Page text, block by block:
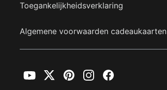
Toegankelijkheidsverklaring
Algemene voorwaarden cadeaukaarten
YouTubeTwitterPinterestInstagramFacebook